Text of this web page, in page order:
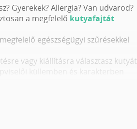
Gyerekek? Allergia? Van udvarod?
a megfelelő kutyafajtát
egészségügyi szűrésekkel
vagy kiállításra választasz kutyát
küllemben és karakterben
Legyen szó akár a külleméről,